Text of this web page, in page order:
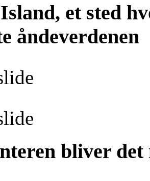
et sted
åndeverdenen
bliver